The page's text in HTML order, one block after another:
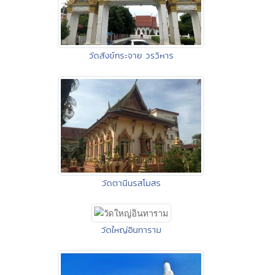
วัดสังข์กระจาย วรวิหาร
วัดตานีนรสโมสร
วัดใหญ่อินทาราม